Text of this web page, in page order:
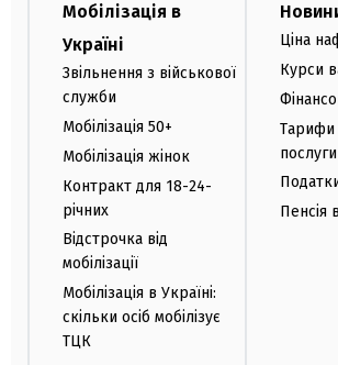
Мобілізація в
Україні
Звільнення з військової
служби
Мобілізація 50+
Мобілізація жінок
Контракт для 18-24-
річних
Відстрочка від
мобілізації
Мобілізація в Україні:
скільки осіб мобілізує
ТЦК
Ціна
Курси
Тарифи
послуги
Пенсія